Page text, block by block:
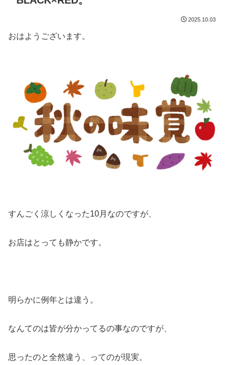
2025.10.03
おはようございます。
すんごく涼しくなった10月なのですが、
お店はとっても静かです。
明らかに例年とは違う。
なんてのは皆が分かってるの事なのですが、
思ったのと全然違う、ってのが現実。